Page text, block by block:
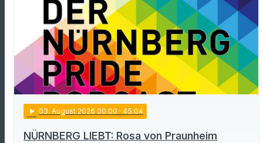
play_arrow 03. August 2026 00:00 · 45:04
NÜRNBERG LIEBT: Rosa von Praunheim